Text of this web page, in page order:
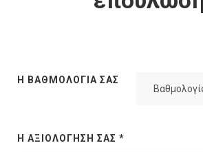
Η ΒΑΘΜΟΛΟΓΊΑ ΣΑΣ
Η ΑΞΙΟΛΌΓΗΣΉ ΣΑΣ *